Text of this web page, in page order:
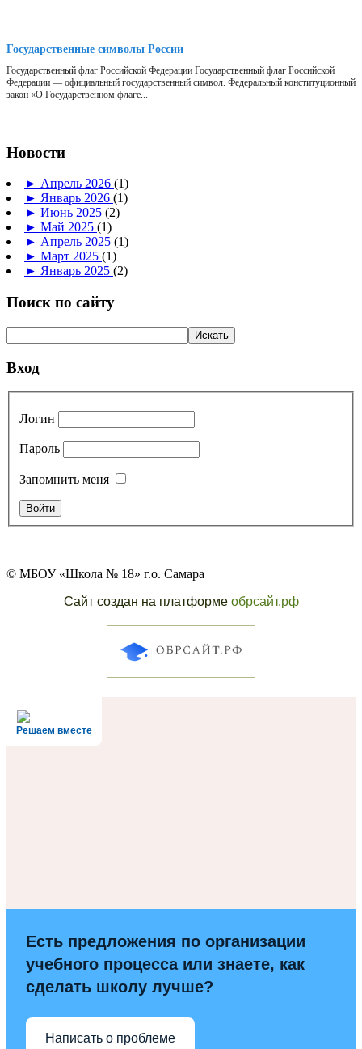
Государственные символы России
Государственный флаг Российской Федерации Государственный флаг Российской
Федерации — официальный государственный символ. Федеральный конституционный
закон «О Государственном флаге...
Новости
► Апрель 2026 (1)
► Январь 2026 (1)
► Июнь 2025 (2)
► Май 2025 (1)
► Апрель 2025 (1)
► Март 2025 (1)
► Январь 2025 (2)
Поиск по сайту
Вход
Логин
Пароль
Запомнить меня
© МБОУ «Школа № 18» г.о. Самара
Сайт создан на платформе обрсайт.рф
Решаем вместе
Есть предложения по организации
учебного процесса или знаете, как
сделать школу лучше?
Написать о проблеме